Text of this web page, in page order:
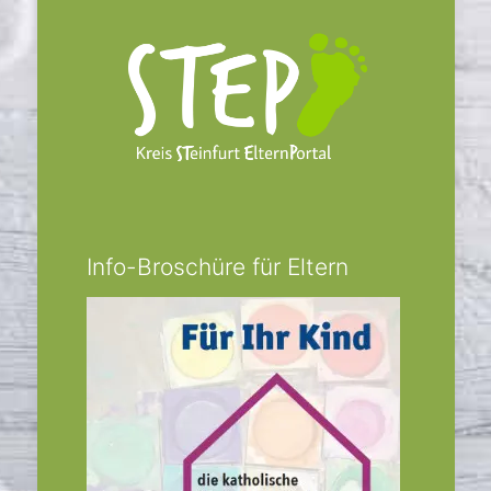
Info-Broschüre für Eltern